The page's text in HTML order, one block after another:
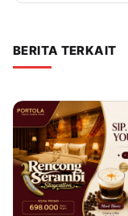
BERITA TERKAIT